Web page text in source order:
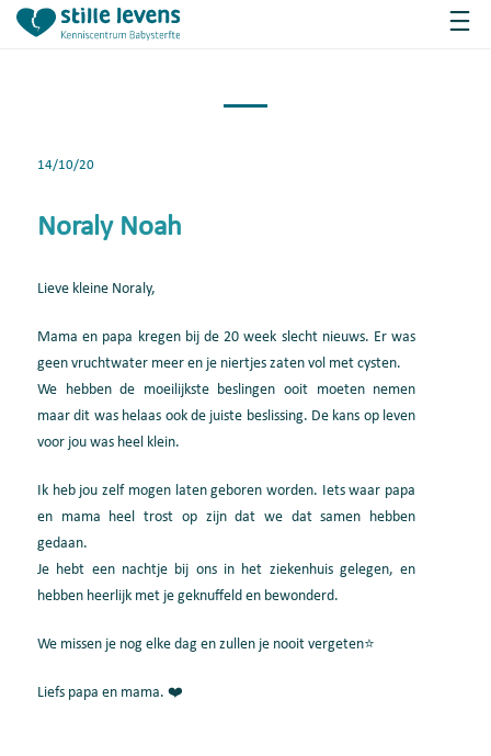
14/10/20
Noraly Noah
Lieve kleine Noraly,
Mama en papa kregen bij de 20 week slecht nieuws. Er was
geen vruchtwater meer en je niertjes zaten vol met cysten.
We hebben de moeilijkste beslingen ooit moeten nemen
maar dit was helaas ook de juiste beslissing. De kans op leven
voor jou was heel klein.
Ik heb jou zelf mogen laten geboren worden. Iets waar papa
en mama heel trost op zijn dat we dat samen hebben
gedaan.
Je hebt een nachtje bij ons in het ziekenhuis gelegen, en
hebben heerlijk met je geknuffeld en bewonderd.
We missen je nog elke dag en zullen je nooit vergeten⭐
Liefs papa en mama. ❤️